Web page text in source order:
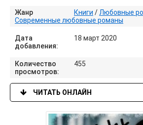
Жанр Книги / Любовные
Современные любовные романы
Дата
добавления:
18 март 2020
Количество
просмотров:
455
ЧИТАТЬ ОНЛАЙН